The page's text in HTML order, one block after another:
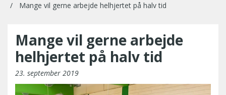
Mange vil gerne arbejde helhjertet på halv tid
Mange vil gerne arbejde
helhjertet på halv tid
23. september 2019